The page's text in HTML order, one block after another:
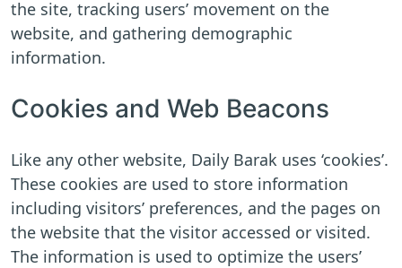
the site, tracking users’ movement on the
website, and gathering demographic
information.
Cookies and Web Beacons
Like any other website, Daily Barak uses ‘cookies’.
These cookies are used to store information
including visitors’ preferences, and the pages on
the website that the visitor accessed or visited.
The information is used to optimize the users’